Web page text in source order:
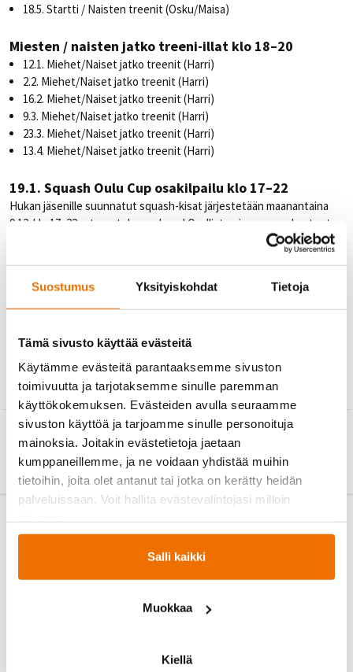
Suostumus Yksityiskohdat Tietoja
Tämä sivusto käyttää evästeitä
Käytämme evästeitä parantaaksemme sivuston
toimivuutta ja tarjotaksemme sinulle paremman
käyttökokemuksen. Evästeiden avulla seuraamme
sivuston käyttöä ja tarjoamme sinulle personoituja
mainoksia. Joitakin evästetietoja jaetaan
kumppaneillemme, ja ne voidaan yhdistää muihin
tietoihin, joita olet antanut tai jotka on kerätty heidän
palveluissaan. Voit hallita evästevalintojasi milloin
Salli kaikki
Muokkaa
Kiellä
18.5. Startti / Naisten treenit (Osku/Maisa)
Miesten / naisten jatko treeni-illat klo 18–20
12.1. Miehet/Naiset jatko treenit (Harri)
2.2. Miehet/Naiset jatko treenit (Harri)
16.2. Miehet/Naiset jatko treenit (Harri)
9.3. Miehet/Naiset jatko treenit (Harri)
23.3. Miehet/Naiset jatko treenit (Harri)
13.4. Miehet/Naiset jatko treenit (Harri)
19.1. Squash Oulu Cup osakilpailu klo 17–22
Hukan jäsenille suunnatut squash-kisat järjestetään maanantaina
9.12. klo 17–22 – tervetuloa mukaan! Osallistuminen on maksutonta
ja ilmoittautuminen kisoihin tapahtuu Hukan vastaanotossa.
27.4. Hukan mestaruuskisat 17–21 klo 17–22
Hukan jäsenille suunnatut squash-kisat järjestetään maanantaina
9.12. klo 17–22 – tervetuloa mukaan! Osallistuminen on maksutonta
←TAKAISIN